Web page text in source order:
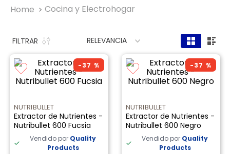
Cocina y Electrohogar
FILTRAR RELEVANCIA
-37 %
NUTRIBULLET
Extractor de Nutrientes -
Nutribullet 600 Fucsia
Vendido por Quality
Products
-37 %
NUTRIBULLET
Extractor de Nutrientes -
Nutribullet 600 Negro
Vendido por Quality
Products
2
bienestar
3.
tecnología
4.
nutri bullet
6.
hogar
7.
nutribullet procesadores
8.
happy yappers